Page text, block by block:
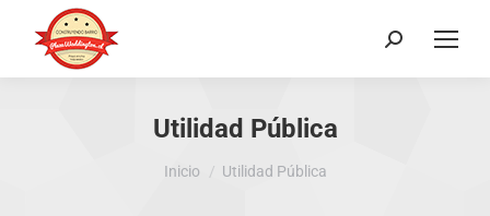
Buscar:
Utilidad Pública
Estás aquí:
Inicio Utilidad Pública